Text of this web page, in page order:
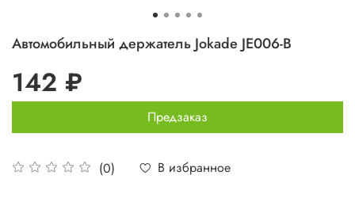
Автомобильный держатель Jokade JE006-B
(0) В избранное
142 ₽
Предзаказ